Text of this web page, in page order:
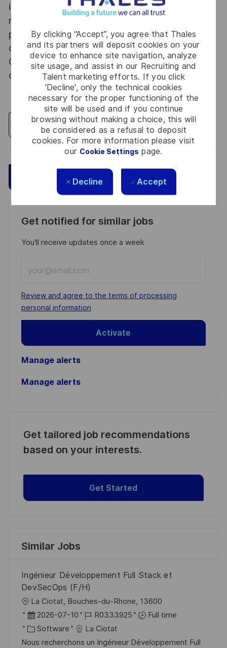
By clicking “Accept”, you agree that Thales
and its partners will deposit cookies on your
device to enhance site navigation, analyze
site usage, and assist in our Recruiting and
Talent marketing efforts. If you click
'Decline', only the technical cookies
necessary for the proper functioning of the
site will be used and if you continue
browsing without making a choice, this will
be considered as a refusal to deposit
cookies. For more information please visit
our Cookie Settings page.
Decline Accept
informations relevant du secret de la défense
nationale, la personne retenue fera l'objet d'une
procédure d’habilitation, conformément aux
dispositions des articles R.2311-1 et suivants du
Code de la défense et de l’IGI 1300 SGDSN/PSE
du 09 août 2021.
Explore Location
Get notified for similar jobs
You'll receive updates once a week
Email
address
(Required)
Required
Review and agree to the terms of processing
personal information
Activate
Manage alerts
Manage alerts
Get tailored job recommendations
based on your interests.
Get Started
Similar Jobs
Ingénieur Développement Full Stack et
DevSecOps (F/H)
L
o
c
a
La Ciotat, Bouches-du-Rhone, 13600
P
o
s
2026-07-10
J
o
b
R0333925
Full time
C
a
Software
La Ciotat
Nous recherchons un Ingénieur Développement Full